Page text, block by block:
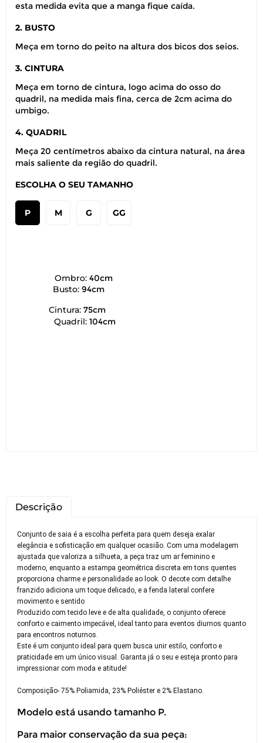
esta medida evita que a manga fique caída.
2. BUSTO
Meça em torno do peito na altura dos bicos dos seios.
3. CINTURA
Meça em torno de cintura, logo acima do osso do
quadril, na medida mais fina, cerca de 2cm acima do
umbigo.
4. QUADRIL
Meça 20 centímetros abaixo da cintura natural, na área
mais saliente da região do quadril.
ESCOLHA O SEU TAMANHO
P M G GG
Ombro: 40cm
Busto: 94cm
Cintura: 75cm
Quadril: 104cm
Descrição
Conjunto de saia é a escolha perfeita para quem deseja exalar
elegância e sofisticação em qualquer ocasião. Com uma modelagem
ajustada que valoriza a silhueta, a peça traz um ar feminino e
moderno, enquanto a estampa geométrica discreta em tons quentes
proporciona charme e personalidade ao look. O decote com detalhe
franzido adiciona um toque delicado, e a fenda lateral confere
movimento e sentido
Produzido com tecido leve e de alta qualidade, o conjunto oferece
conforto e caimento impecável, ideal tanto para eventos diurnos quanto
para encontros noturnos.
Este é um conjunto ideal para quem busca unir estilo, conforto e
praticidade em um único visual. Garanta já o seu e esteja pronto para
impressionar com moda e atitude!
Composição- 75% Poliamida, 23% Poliéster e 2% Elastano.
Modelo está usando tamanho P.
Para maior conservação da sua peça: